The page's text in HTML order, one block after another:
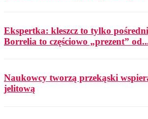
Ekspertka: kleszcz to tylko
Borrelia to częściowo „prezent”
Naukowcy tworzą przekąski
jelitową